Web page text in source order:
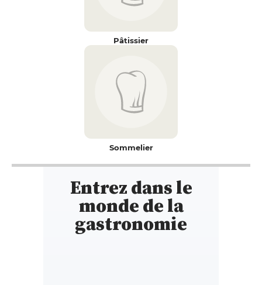
Pâtissier
Sommelier
Entrez dans le
monde de la
gastronomie